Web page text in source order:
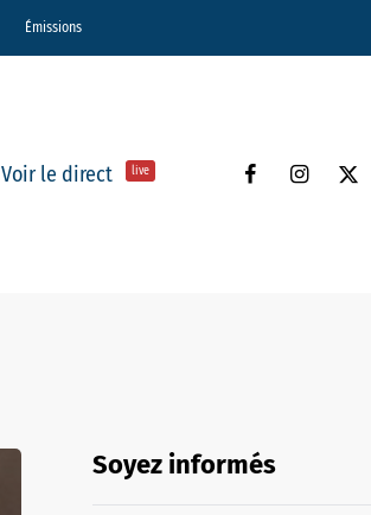
Émissions
Voir le direct live
Soyez informés